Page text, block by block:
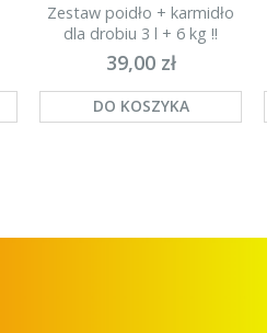
Zestaw poidło + karmidło
dla drobiu 3 l + 6 kg !!
39,00 zł
DO KOSZYKA